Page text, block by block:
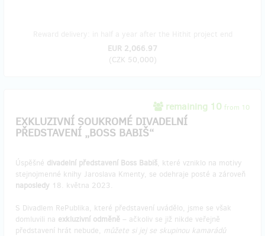
EUR 2,066.97
(CZK 50,000)
remaining 10 from 10
EXKLUZIVNÍ SOUKROMÉ DIVADELNÍ
PŘEDSTAVENÍ „BOSS BABIŠ“
Úspěšné divadelní představení Boss Babiš, které vzniklo na motivy
stejnojmenné knihy Jaroslava Kmenty, se odehraje posté a zároveň
naposledy 18. května 2023.
S Divadlem RePublika, které představení uvádělo, jsme se však
domluvili na exkluzivní odměně – ačkoliv se již nikde veřejně
představení hrát nebude, můžete si jej se skupinou kamarádů